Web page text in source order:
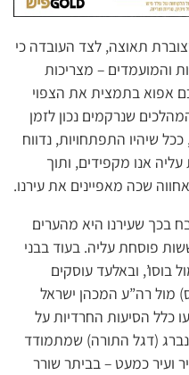
תאוצה, לצד העובדה כי
והמועמדים – מצריכות
אפוא בתמצית את הצפוי
שנרקמים נכון לזמן
שיהיו התפתחויות, נדווח
אנו מקפידים, ותוך
שכה מאפיינים את עירנו.
בכך שעירנו היא מהערים
פוסחת עליה. בעוד בבני
בוסו’, ובאלעד עוסקים
מול רה”ע המכהן ישראל
כלל הסיעות החרדיות על
(דגל התורה) שמתמודד
ועיר כמעט – בביתר שורר